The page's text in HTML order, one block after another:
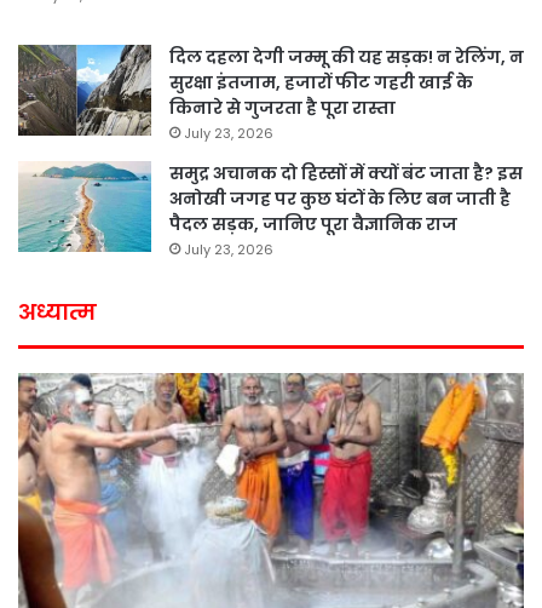
दिल दहला देगी जम्मू की यह सड़क! न रेलिंग, न
सुरक्षा इंतजाम, हजारों फीट गहरी खाई के
किनारे से गुजरता है पूरा रास्ता
July 23, 2026
समुद्र अचानक दो हिस्सों में क्यों बंट जाता है? इस
अनोखी जगह पर कुछ घंटों के लिए बन जाती है
पैदल सड़क, जानिए पूरा वैज्ञानिक राज
July 23, 2026
अध्यात्म